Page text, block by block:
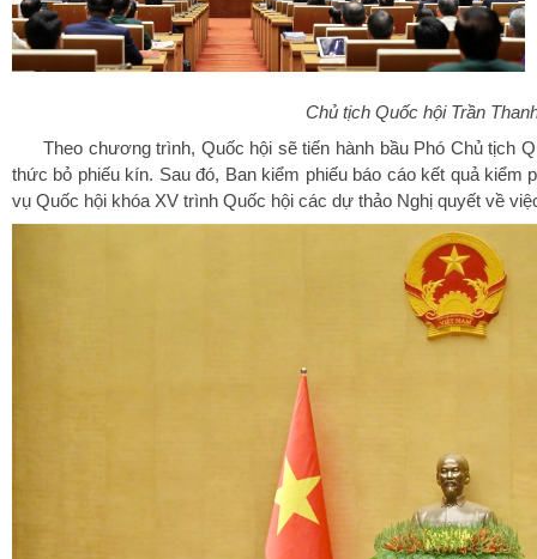
Chủ tịch Quốc hội Trần
Theo chương trình, Quốc hội sẽ tiến hành bầu Phó Chủ tịch
thức bỏ phiếu kín. Sau đó, Ban kiểm phiếu báo cáo kết quả
vụ Quốc hội khóa XV trình Quốc hội các dự thảo Nghị quyết về